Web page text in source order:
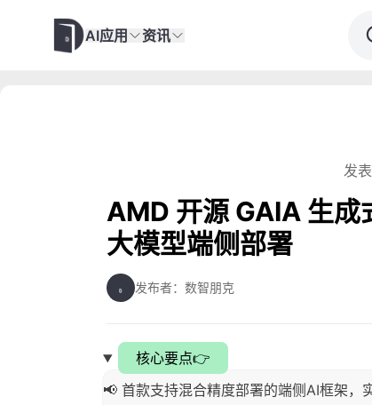
AI应用 资讯
发
AMD 开源 GAIA 生
大模型端侧部署
发布者：数智朋克
核心要点👉
📢 首款支持混合精度部署的端侧AI框架，